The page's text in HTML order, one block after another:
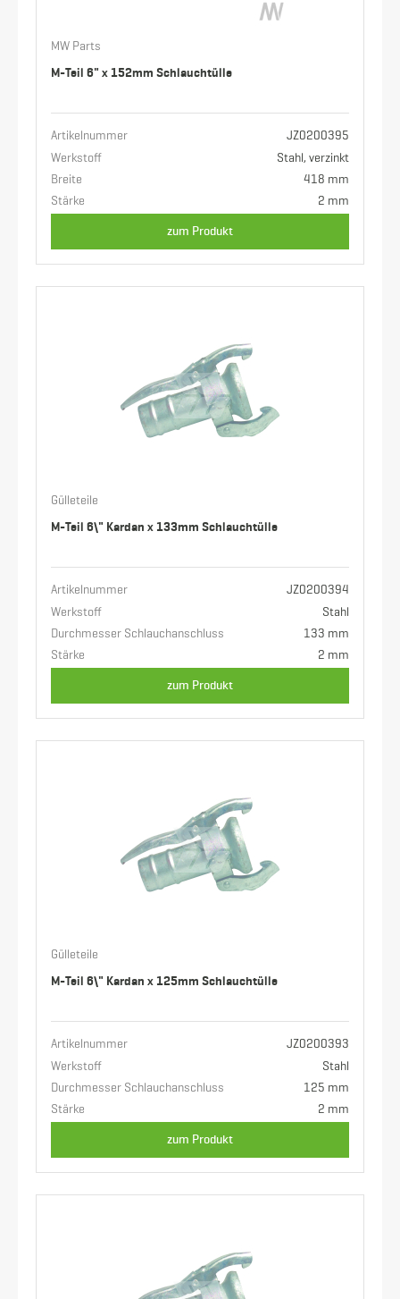
MW Parts
M-Teil 6" x 152mm Schlauchtülle
Artikelnummer
JZ0200395
Werkstoff
Stahl, verzinkt
Breite
418 mm
Stärke
2 mm
zum Produkt
Gülleteile
M-Teil 6\" Kardan x 133mm Schlauchtülle
Artikelnummer
JZ0200394
Werkstoff
Stahl
Durchmesser Schlauchanschluss
133 mm
Stärke
2 mm
zum Produkt
Gülleteile
M-Teil 6\" Kardan x 125mm Schlauchtülle
Artikelnummer
JZ0200393
Werkstoff
Stahl
Durchmesser Schlauchanschluss
125 mm
Stärke
2 mm
zum Produkt